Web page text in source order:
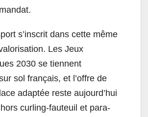
s’inscrit dans cette même
Les Jeux
2030 se tiennent
sol français, et l’offre de
adaptée reste aujourd’hui
curling-fauteuil et para-